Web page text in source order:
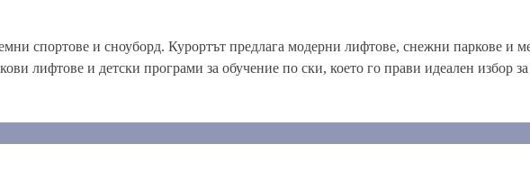
спортове и сноуборд. Курортът предлага модерни лифтове, снежни паркове и
лифтове и детски програми за обучение по ски, което го прави идеален избор